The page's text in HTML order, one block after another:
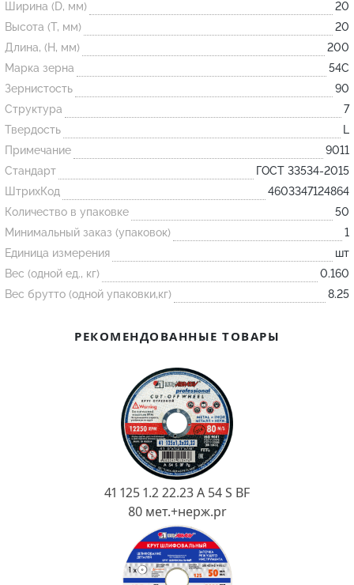
Огнеупорные
изделия
Скачать каталог
Тигель
Муфель
Черпак
Шербер
Трубка
Стержень
Пробка
Подставка
Контакт
Ковш разливочный
Огнеупорная SiC смесь
Ширина (D, мм)
20
Высота (T, мм)
20
Длина, (H, мм)
200
Марка зерна
54С
Зернистость
90
Структура
7
Твердость
L
Примечание
9011
Стандарт
ГОСТ 33534-2015
ШтрихКод
4603347124864
Количество в упаковке
50
Минимальный заказ (упаковок)
1
Единица измерения
шт
Вес (одной ед., кг)
0.160
Вес брутто (одной упаковки,кг)
8.25
РЕКОМЕНДОВАННЫЕ ТОВАРЫ
41 125 1.2 22.23 A 54 S BF
80 мет.+нерж.pr